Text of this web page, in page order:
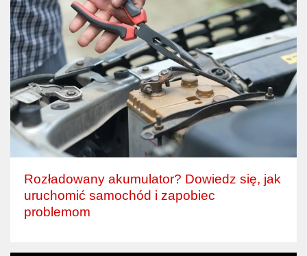
Rozładowany akumulator? Dowiedz się, jak
uruchomić samochód i zapobiec
problemom